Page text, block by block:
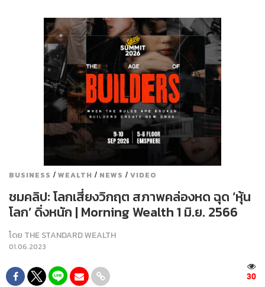
BUSINESS / WEALTH / NEWS / VIDEO
ชมคลิป: โลกเสี่ยงวิกฤต สภาพคล่องหด ฉุด ‘หุ้น
โลก’ ดิ่งหนัก | Morning Wealth 1 มิ.ย. 2566
โดย THE STANDARD WEALTH
01.06.2023
30